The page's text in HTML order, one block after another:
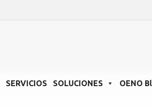
SERVICIOS SOLUCIONES OENO